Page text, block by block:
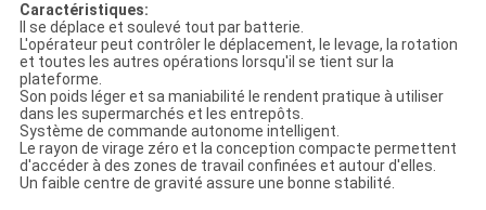
Caractéristiques:
Il se déplace et soulevé tout par batterie.
L'opérateur peut contrôler le déplacement, le levage, la rotation
et toutes les autres opérations lorsqu'il se tient sur la
plateforme.
Son poids léger et sa maniabilité le rendent pratique à utiliser
dans les supermarchés et les entrepôts.
Système de commande autonome intelligent.
Le rayon de virage zéro et la conception compacte permettent
d'accéder à des zones de travail confinées et autour d'elles.
Un faible centre de gravité assure une bonne stabilité.